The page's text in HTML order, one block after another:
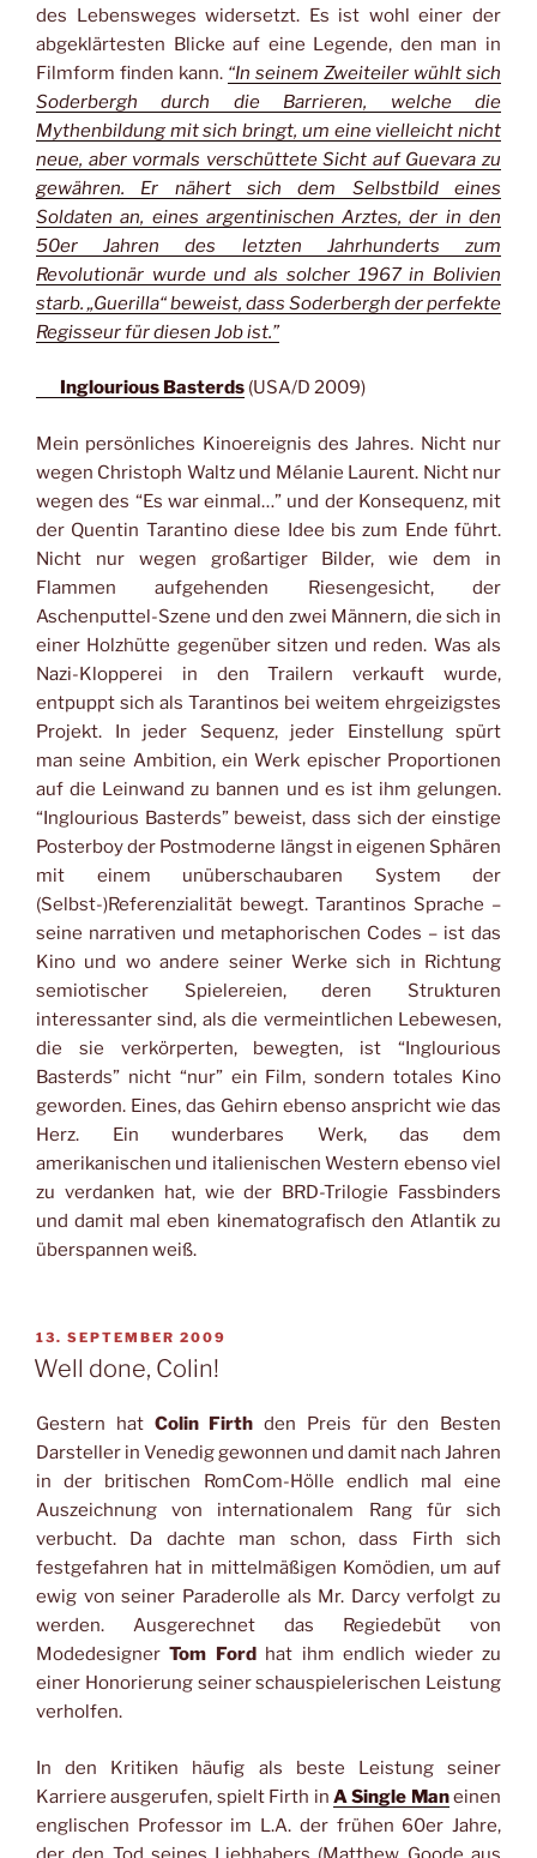
des Lebensweges widersetzt. Es ist wohl einer der
abgeklärtesten Blicke auf eine Legende, den man in
Filmform finden kann. “In seinem Zweiteiler wühlt sich
Soderbergh durch die Barrieren, welche die
Mythenbildung mit sich bringt, um eine vielleicht nicht
neue, aber vormals verschüttete Sicht auf Guevara zu
gewähren. Er nähert sich dem Selbstbild eines
Soldaten an, eines argentinischen Arztes, der in den
50er Jahren des letzten Jahrhunderts zum
Revolutionär wurde und als solcher 1967 in Bolivien
starb. „Guerilla“ beweist, dass Soderbergh der perfekte
Regisseur für diesen Job ist.”
Inglourious Basterds (USA/D 2009)
Mein persönliches Kinoereignis des Jahres. Nicht nur
wegen Christoph Waltz und Mélanie Laurent. Nicht nur
wegen des “Es war einmal…” und der Konsequenz, mit
der Quentin Tarantino diese Idee bis zum Ende führt.
Nicht nur wegen großartiger Bilder, wie dem in
Flammen aufgehenden Riesengesicht, der
Aschenputtel-Szene und den zwei Männern, die sich in
einer Holzhütte gegenüber sitzen und reden. Was als
Nazi-Klopperei in den Trailern verkauft wurde,
entpuppt sich als Tarantinos bei weitem ehrgeizigstes
Projekt. In jeder Sequenz, jeder Einstellung spürt
man seine Ambition, ein Werk epischer Proportionen
auf die Leinwand zu bannen und es ist ihm gelungen.
“Inglourious Basterds” beweist, dass sich der einstige
Posterboy der Postmoderne längst in eigenen Sphären
mit einem unüberschaubaren System der
(Selbst-)Referenzialität bewegt. Tarantinos Sprache –
seine narrativen und metaphorischen Codes – ist das
Kino und wo andere seiner Werke sich in Richtung
semiotischer Spielereien, deren Strukturen
interessanter sind, als die vermeintlichen Lebewesen,
die sie verkörperten, bewegten, ist “Inglourious
Basterds” nicht “nur” ein Film, sondern totales Kino
geworden. Eines, das Gehirn ebenso anspricht wie das
Herz. Ein wunderbares Werk, das dem
amerikanischen und italienischen Western ebenso viel
zu verdanken hat, wie der BRD-Trilogie Fassbinders
und damit mal eben kinematografisch den Atlantik zu
überspannen weiß.
VERÖFFENTLICHT
AM
13. SEPTEMBER 2009
Well done, Colin!
Gestern hat Colin Firth den Preis für den Besten
Darsteller in Venedig gewonnen und damit nach Jahren
in der britischen RomCom-Hölle endlich mal eine
Auszeichnung von internationalem Rang für sich
verbucht. Da dachte man schon, dass Firth sich
festgefahren hat in mittelmäßigen Komödien, um auf
ewig von seiner Paraderolle als Mr. Darcy verfolgt zu
werden. Ausgerechnet das Regiedebüt von
ModedesignerTom Fordhat ihm endlich wieder zu
einer Honorierung seiner schauspielerischen Leistung
verholfen.
In den Kritiken häufig als beste Leistung seiner
Karriere ausgerufen, spielt Firth in A Single Maneinen
englischen Professor im L.A. der frühen 60er Jahre,